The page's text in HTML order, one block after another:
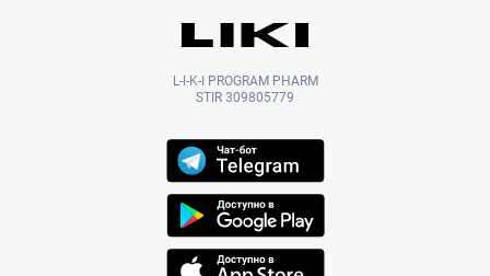
L-I-K-I PROGRAM PHARM
STIR 309805779